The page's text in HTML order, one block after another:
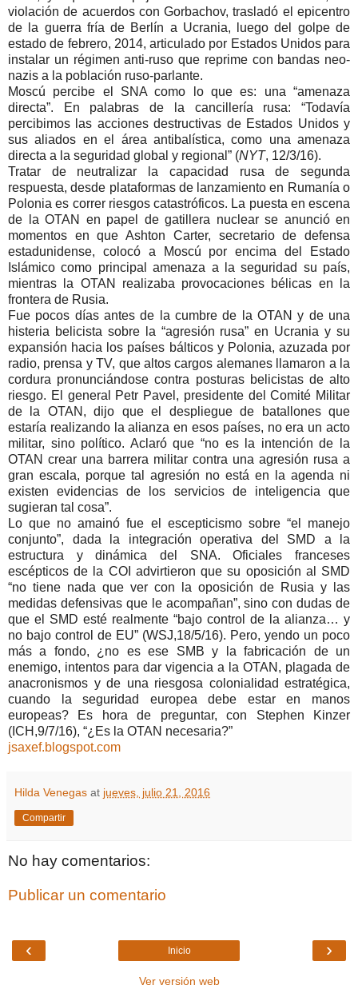
violación de acuerdos con Gorbachov, trasladó el epicentro
de la guerra fría de Berlín a Ucrania, luego del golpe de
estado de febrero, 2014, articulado por Estados Unidos para
instalar un régimen anti-ruso que reprime con bandas neo-
nazis a la población ruso-parlante.
Moscú percibe el SNA como lo que es: una
amenaza
directa . En palabras de la cancillería rusa:
Todavía
percibimos las acciones destructivas de Estados Unidos y
sus aliados en el área antibalística, como una amenaza
directa a la seguridad global y regional
(NYT, 12/3/16).
Tratar de neutralizar la capacidad rusa de segunda
respuesta, desde plataformas de lanzamiento en Rumanía o
Polonia es correr riesgos catastróficos. La puesta en escena
de la OTAN en papel de gatillera nuclear se anunció en
momentos en que Ashton Carter, secretario de defensa
estadunidense, colocó a Moscú por encima del Estado
Islámico como principal amenaza a la seguridad su país,
mientras la OTAN realizaba provocaciones bélicas en la
frontera de Rusia.
Fue pocos días antes de la cumbre de la OTAN y de una
histeria belicista sobre la
agresión rusa
en Ucrania y su
expansión hacia los países bálticos y Polonia, azuzada por
radio, prensa y TV, que altos cargos alemanes llamaron a la
cordura pronunciándose contra posturas belicistas de alto
riesgo. El general Petr Pavel, presidente del Comité Militar
de la OTAN, dijo que el despliegue de batallones que
estaría realizando la alianza en esos países, no era un acto
militar, sino político. Aclaró que
no es la intención de la
OTAN crear una barrera militar contra una agresión rusa a
gran escala, porque tal agresión no está en la agenda ni
existen evidencias de los servicios de inteligencia que
sugieran tal cosa .
Lo que no amainó fue el escepticismo sobre
el manejo
conjunto , dada la integración operativa del SMD a la
estructura y dinámica del SNA. Oficiales franceses
escépticos de la COI advirtieron que su oposición al SMD
no tiene nada que ver con la oposición de Rusia y las
medidas defensivas que le acompañan , sino con dudas de
que el SMD esté realmente “bajo control de la alianza… y
no bajo control de EU” (WSJ,18/5/16). Pero, yendo un poco
más a fondo, ¿no es ese SMB y la fabricación de un
enemigo, intentos para dar vigencia a la OTAN, plagada de
anacronismos y de una riesgosa colonialidad estratégica,
cuando la seguridad europea debe estar en manos
europeas? Es hora de preguntar, con Stephen Kinzer
(ICH,9/7/16),
¿Es la OTAN necesaria?
jsaxef.blogspot.com
Hilda Venegas at jueves, julio 21, 2016
Compartir
No hay comentarios:
Publicar un comentario
‹ ›
Inicio
Ver versión web